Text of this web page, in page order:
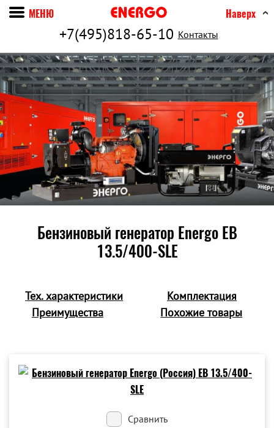
+7(495)818-65-10 Контакты
МЕНЮ Наверх
Бензиновый генератор Energo EB
13.5/400-SLE
Тех. характеристики
Комплектация
Преимущества
Похожие товары
Сравнить